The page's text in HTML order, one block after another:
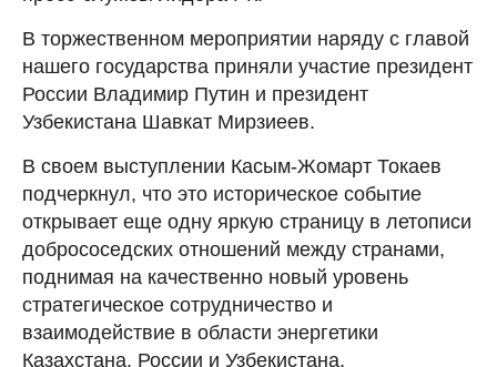
В торжественном мероприятии наряду с главой
нашего государства приняли участие президент
России Владимир Путин и президент
Узбекистана Шавкат Мирзиеев.
В своем выступлении Касым-Жомарт Токаев
подчеркнул, что это историческое событие
открывает еще одну яркую страницу в летописи
добрососедских отношений между странами,
поднимая на качественно новый уровень
стратегическое сотрудничество и
взаимодействие в области энергетики
Казахстана, России и Узбекистана.